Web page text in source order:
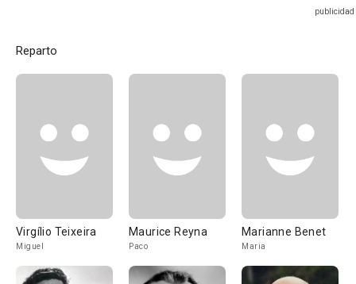
Reparto
Virgílio Teixeira
Miguel
Maurice Reyna
Paco
Marianne Benet
Maria